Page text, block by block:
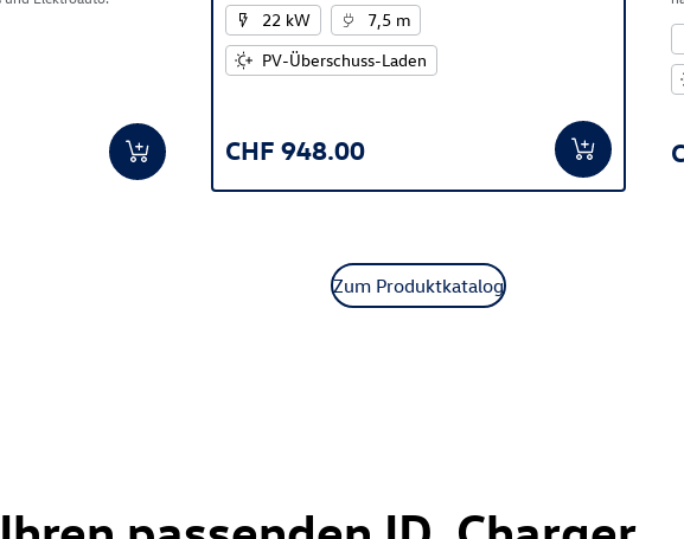
22 kW
7,5 m
PV-Überschuss-Laden
CHF 948.00
Zum Produktkatalog